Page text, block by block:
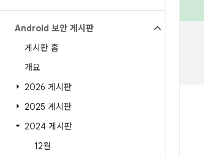
Android 보안 게시판
게시판 홈
개요
2026 게시판
2025 게시판
2024 게시판
12월